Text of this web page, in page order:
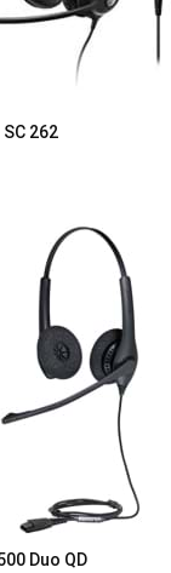
262
Duo QD